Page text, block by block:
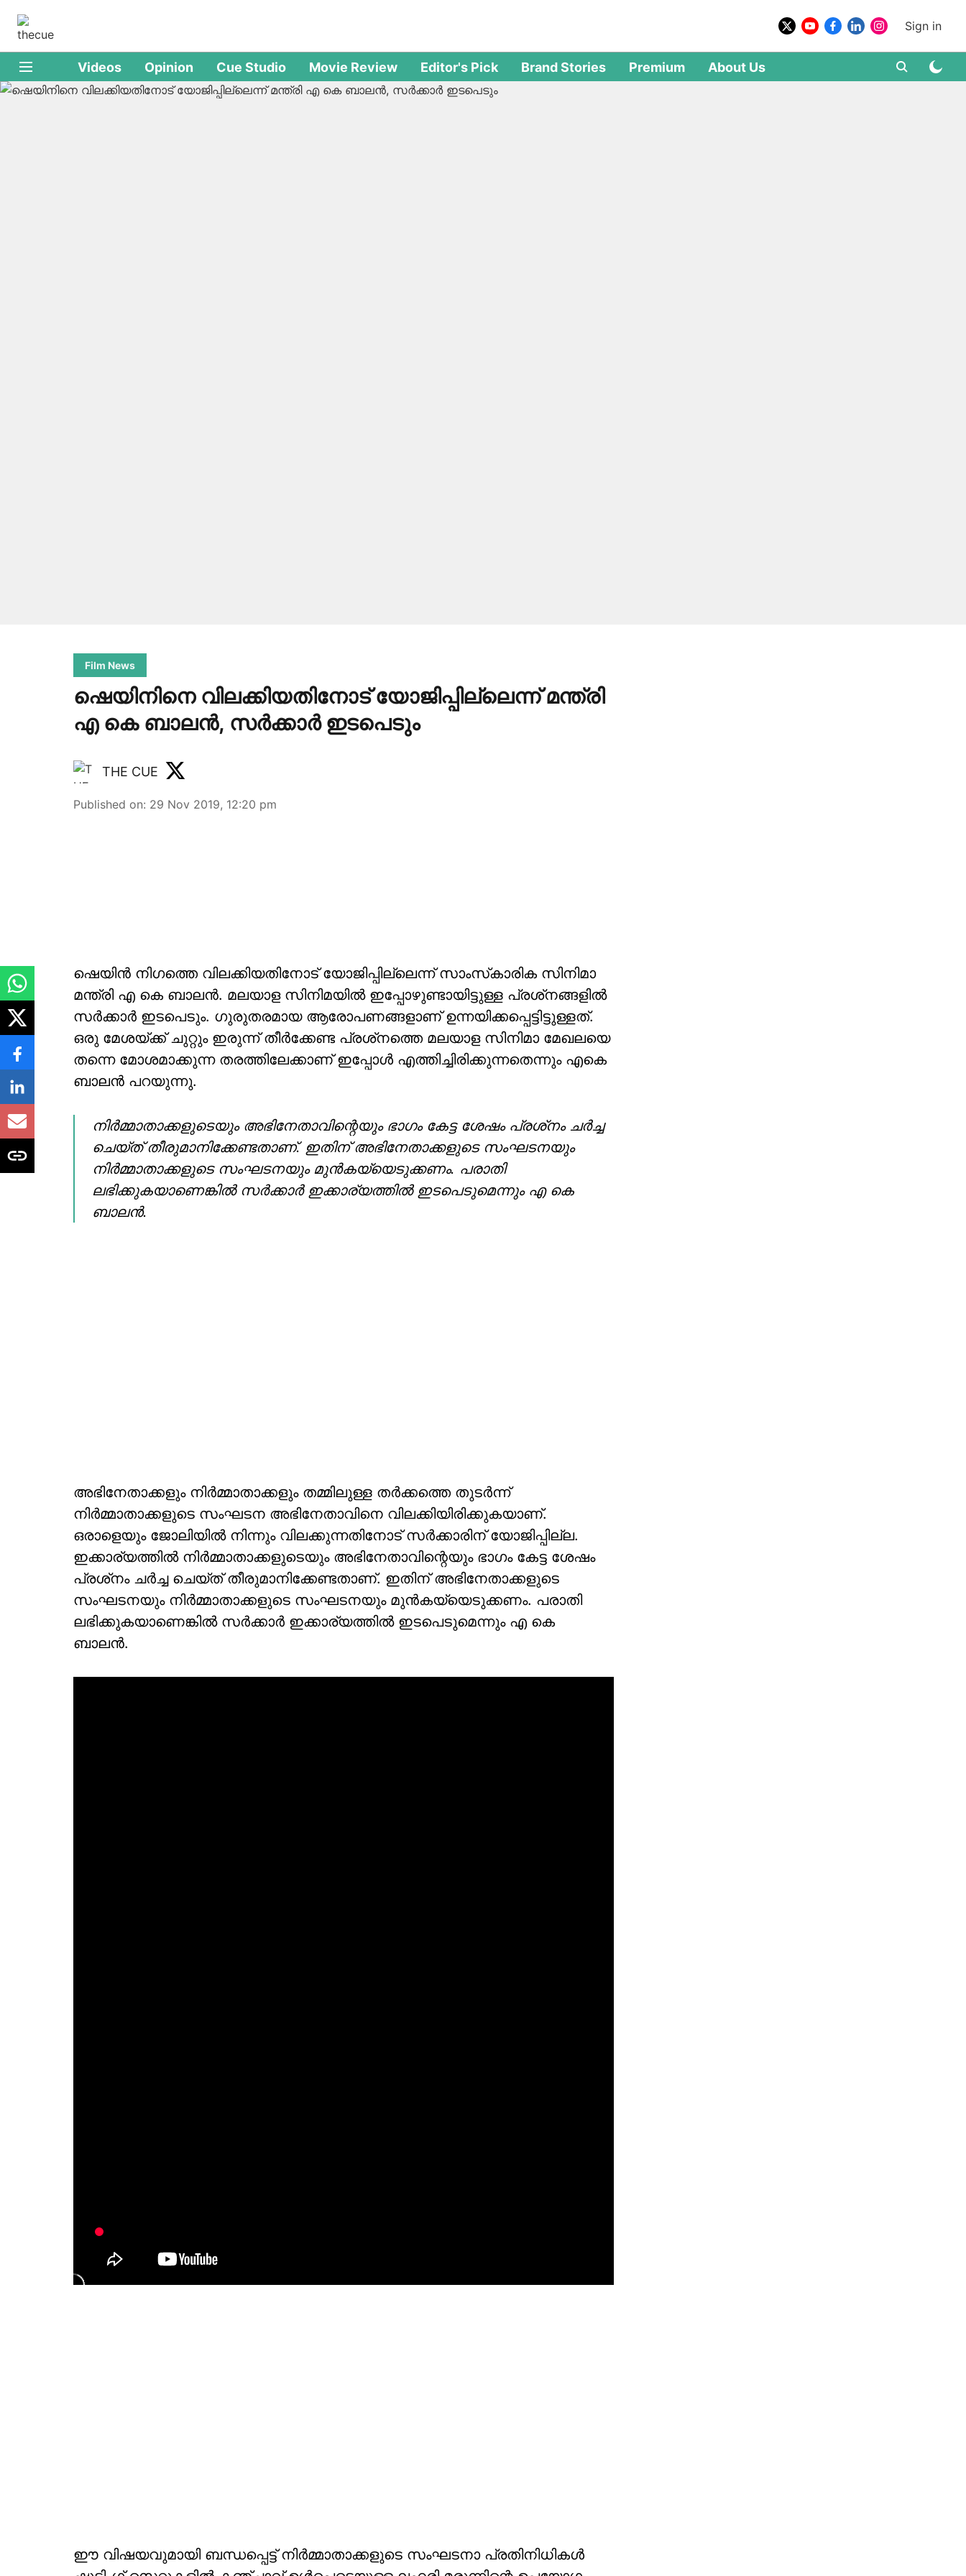
Sign in
Videos Opinion Cue Studio Movie Review Editor's Pick Brand Stories Premium About Us
Film News
ഷെയിനിനെ വിലക്കിയതിനോട് യോജിപ്പില്ലെന്ന് മന്ത്രി
എ കെ ബാലന്‍, സര്‍ക്കാര്‍ ഇടപെടും
THE CUE
Published on: 29 Nov 2019, 12:20 pm
ഷെയിന്‍ നിഗത്തെ വിലക്കിയതിനോട് യോജിപ്പില്ലെന്ന് സാംസ്‌കാരിക സിനിമാ
മന്ത്രി എ കെ ബാലന്‍. മലയാള സിനിമയില്‍ ഇപ്പോഴുണ്ടായിട്ടുള്ള പ്രശ്‌നങ്ങളില്‍
സര്‍ക്കാര്‍ ഇടപെടും. ഗുരുതരമായ ആരോപണങ്ങളാണ് ഉന്നയിക്കപ്പെട്ടിട്ടുള്ളത്.
ഒരു മേശയ്ക്ക് ചുറ്റും ഇരുന്ന് തീര്‍ക്കേണ്ട പ്രശ്‌നത്തെ മലയാള സിനിമാ മേഖലയെ
തന്നെ മോശമാക്കുന്ന തരത്തിലേക്കാണ് ഇപ്പോള്‍ എത്തിച്ചിരിക്കുന്നതെന്നും എകെ
ബാലന്‍ പറയുന്നു.
നിര്‍മ്മാതാക്കളുടെയും അഭിനേതാവിന്റെയും ഭാഗം കേട്ട ശേഷം പ്രശ്‌നം ചര്‍ച്ച
ചെയ്ത് തീരുമാനിക്കേണ്ടതാണ്. ഇതിന് അഭിനേതാക്കളുടെ സംഘടനയും
നിര്‍മ്മാതാക്കളുടെ സംഘടനയും മുന്‍കയ്യെടുക്കണം. പരാതി
ലഭിക്കുകയാണെങ്കില്‍ സര്‍ക്കാര്‍ ഇക്കാര്യത്തില്‍ ഇടപെടുമെന്നും എ കെ
ബാലന്‍.
അഭിനേതാക്കളും നിര്‍മ്മാതാക്കളും തമ്മിലുള്ള തര്‍ക്കത്തെ തുടര്‍ന്ന്
നിര്‍മ്മാതാക്കളുടെ സംഘടന അഭിനേതാവിനെ വിലക്കിയിരിക്കുകയാണ്.
ഒരാളെയും ജോലിയില്‍ നിന്നും വിലക്കുന്നതിനോട് സര്‍ക്കാരിന് യോജിപ്പില്ല.
ഇക്കാര്യത്തില്‍ നിര്‍മ്മാതാക്കളുടെയും അഭിനേതാവിന്റെയും ഭാഗം കേട്ട ശേഷം
പ്രശ്‌നം ചര്‍ച്ച ചെയ്ത് തീരുമാനിക്കേണ്ടതാണ്. ഇതിന് അഭിനേതാക്കളുടെ
സംഘടനയും നിര്‍മ്മാതാക്കളുടെ സംഘടനയും മുന്‍കയ്യെടുക്കണം. പരാതി
ലഭിക്കുകയാണെങ്കില്‍ സര്‍ക്കാര്‍ ഇക്കാര്യത്തില്‍ ഇടപെടുമെന്നും എ കെ
ബാലന്‍.
ഈ വിഷയവുമായി ബന്ധപ്പെട്ട് നിര്‍മ്മാതാക്കളുടെ സംഘടനാ പ്രതിനിധികള്‍